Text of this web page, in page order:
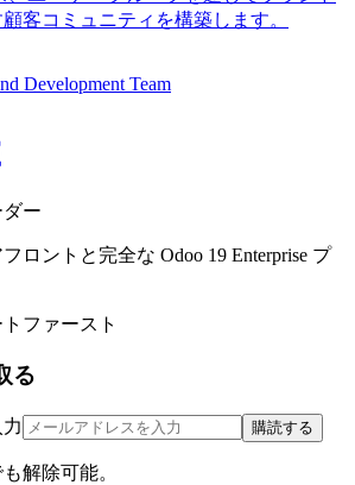
客コミュニティを構築します。
Development Team
ー
ロントと完全な Odoo 19 Enterprise プ
ファースト
る
購読する
解除可能。